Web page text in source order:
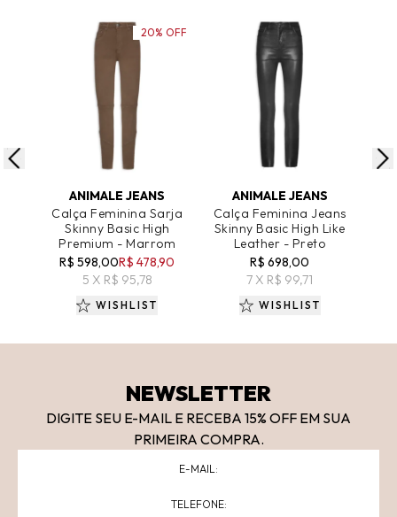
ADICIONAR AO CARRINHO
ANIMALE JEANS
Calça Feminina Sarja
Skinny Basic High
Premium - Marrom
R$ 598,00R$ 478,90
5 X R$ 95,78
20% OFF
WISHLIST
ANIMALE JEANS
Calça Feminina Jeans
Skinny Basic High Like
Leather - Preto
R$ 698,00
7 X R$ 99,71
WISHLIST
NEWSLETTER
DIGITE SEU E-MAIL E RECEBA 15% OFF EM SUA
PRIMEIRA COMPRA.